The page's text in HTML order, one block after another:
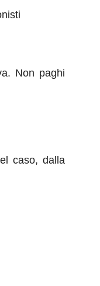
Non paghi
caso, dalla